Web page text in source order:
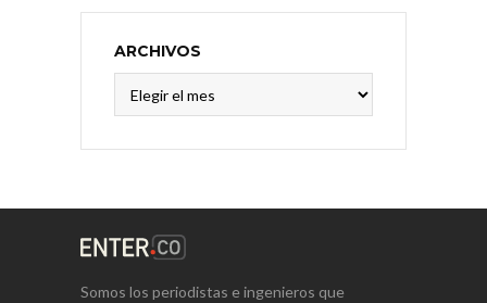
ARCHIVOS
Somos los periodistas e ingenieros que